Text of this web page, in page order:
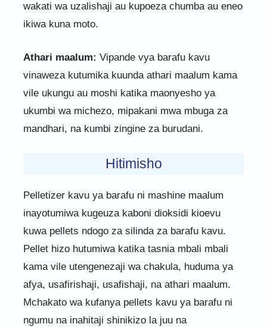
wakati wa uzalishaji au kupoeza chumba au eneo
ikiwa kuna moto.
Athari maalum: Vipande vya barafu kavu
vinaweza kutumika kuunda athari maalum kama
vile ukungu au moshi katika maonyesho ya
ukumbi wa michezo, mipakani mwa mbuga za
mandhari, na kumbi zingine za burudani.
Hitimisho
Pelletizer kavu ya barafu ni mashine maalum
inayotumiwa kugeuza kaboni dioksidi kioevu
kuwa pellets ndogo za silinda za barafu kavu.
Pellet hizo hutumiwa katika tasnia mbali mbali
kama vile utengenezaji wa chakula, huduma ya
afya, usafirishaji, usafishaji, na athari maalum.
Mchakato wa kufanya pellets kavu ya barafu ni
ngumu na inahitaji shinikizo la juu na